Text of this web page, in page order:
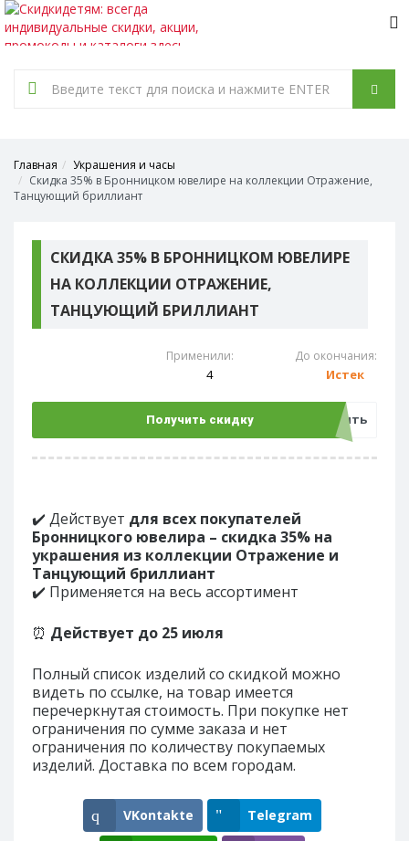
Главная
Украшения и часы
Скидка 35% в Бронницком ювелире на коллекции Отражение,
Танцующий бриллиант
СКИДКА 35% В БРОННИЦКОМ ЮВЕЛИРЕ
НА КОЛЛЕКЦИИ ОТРАЖЕНИЕ,
ТАНЦУЮЩИЙ БРИЛЛИАНТ
Применили:
4
До окончания:
Истек
Получить скидку Открыть
✔️ Действует для всех покупателей
Бронницкого ювелира – скидка 35% на
украшения из коллекции Отражение и
Танцующий бриллиант
✔️ Применяется на весь ассортимент
⏰ Действует до 25 июля
Полный список изделий со скидкой можно
видеть по ссылке, на товар имеется
перечеркнутая стоимость. При покупке нет
ограничения по сумме заказа и нет
ограничения по количеству покупаемых
изделий. Доставка по всем городам.
VKontakte Telegram